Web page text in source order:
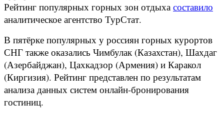
Рейтинг популярных горных зон отдыха составило
аналитическое агентство ТурСтат.
В пятёрке популярных у россиян горных курортов
СНГ также оказались Чимбулак (Казахстан), Шахдаг
(Азербайджан), Цахкадзор (Армения) и Каракол
(Киргизия). Рейтинг представлен по результатам
анализа данных систем онлайн-бронирования
гостиниц.